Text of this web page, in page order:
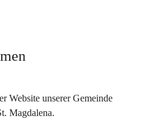
Website unserer Gemeinde
Magdalena.